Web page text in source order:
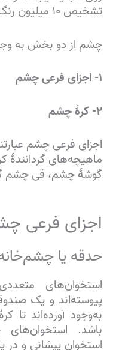
تشخیص ۱۰ میلیون رنگ است.
چشم از دو بخش به
۱- اجزای فرعی چشم
۲- کرهٔ چشم
اجزای فرعی چشم
ماهیچه‌های
گوشۀ چشم، قی چشم
اجزای فرعی
حدقه یا
استخوان‌های
پیوسته‌اند و یک
به‌وجود آورده‌اند
باشد.
استخوان پیشانی و در